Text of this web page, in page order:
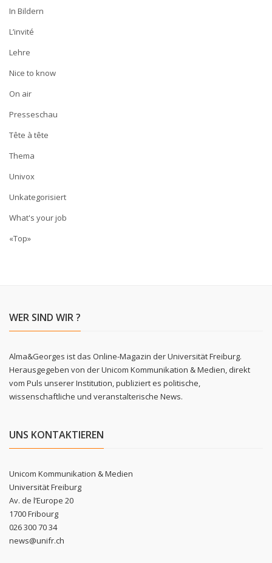
In Bildern
L’invité
Lehre
Nice to know
On air
Presseschau
Tête à tête
Thema
Univox
Unkategorisiert
What's your job
«Top»
WER SIND WIR ?
Alma&Georges ist das Online-Magazin der Universität Freiburg.
Herausgegeben von der Unicom Kommunikation & Medien, direkt
vom Puls unserer Institution, publiziert es politische,
wissenschaftliche und veranstalterische News.
UNS KONTAKTIEREN
Unicom Kommunikation & Medien
Universität Freiburg
Av. de l’Europe 20
1700 Fribourg
026 300 70 34
news@unifr.ch